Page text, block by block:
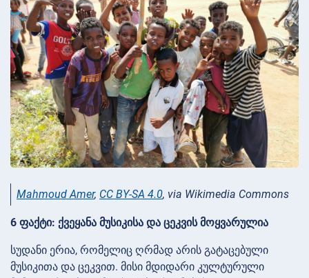
Mahmoud Amer, CC BY-SA 4.0, via Wikimedia Commons
6 ფაქტი: ქვეყანა მუსიკისა და ცეკვის მოყვარულია
სუდანი ერია, რომელიც ღრმად არის გატაცებული
მუსიკითა და ცეკვით. მისი მდიდარი კულტურული